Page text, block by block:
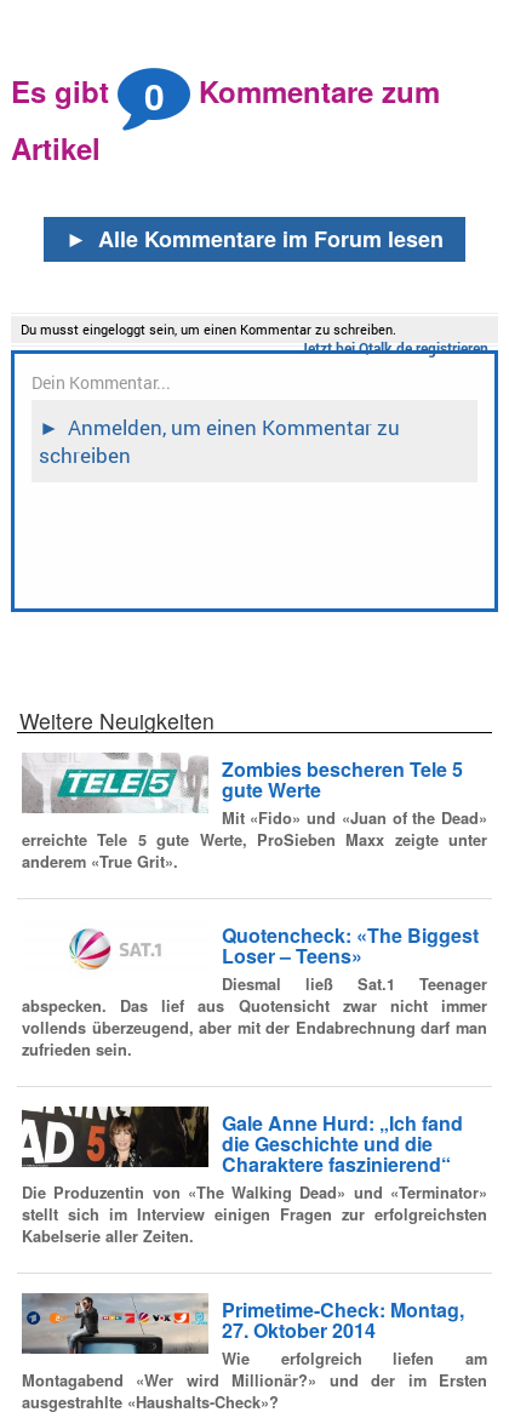
Es gibt 0
Kommentare zum
Artikel
► Alle Kommentare im Forum lesen
Weitere Neuigkeiten
Zombies bescheren Tele 5
gute Werte
Mit «Fido» und «Juan of the Dead»
erreichte Tele 5 gute Werte, ProSieben Maxx zeigte unter
anderem «True Grit».
Quotencheck: «The Biggest
Loser – Teens»
Diesmal ließ Sat.1 Teenager
abspecken. Das lief aus Quotensicht zwar nicht immer
vollends überzeugend, aber mit der Endabrechnung darf man
zufrieden sein.
Gale Anne Hurd: „Ich fand
die Geschichte und die
Charaktere faszinierend“
Die Produzentin von «The Walking Dead» und «Terminator»
stellt sich im Interview einigen Fragen zur erfolgreichsten
Kabelserie aller Zeiten.
Primetime-Check: Montag,
27. Oktober 2014
Wie erfolgreich liefen am
Montagabend «Wer wird Millionär?» und der im Ersten
ausgestrahlte «Haushalts-Check»?